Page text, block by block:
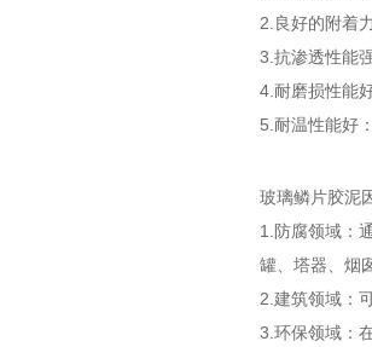
2.良好的附着
3.抗渗透性能
4.耐磨损性能
5.耐温性能好
玻璃鳞片胶泥
1.防腐领域：
罐、塔器、烟
2.建筑领域：
3.环保领域：